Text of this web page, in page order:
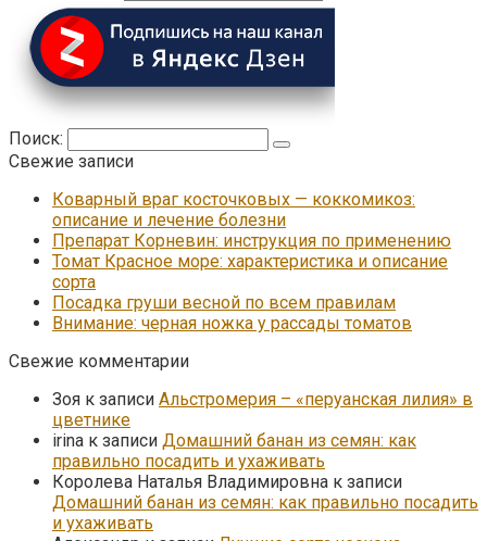
Поиск:
Свежие записи
Коварный враг косточковых — коккомикоз:
описание и лечение болезни
Препарат Корневин: инструкция по применению
Томат Красное море: характеристика и описание
сорта
Посадка груши весной по всем правилам
Внимание: черная ножка у рассады томатов
Свежие комментарии
Зоя к записи Альстромерия – «перуанская лилия» в
цветнике
irina к записи Домашний банан из семян: как
правильно посадить и ухаживать
Королева Наталья Владимировна к записи
Домашний банан из семян: как правильно посадить
и ухаживать